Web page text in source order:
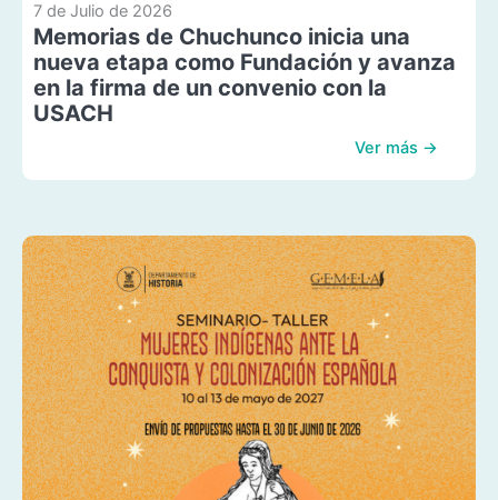
7 de Julio de 2026
Memorias de Chuchunco inicia una
nueva etapa como Fundación y avanza
en la firma de un convenio con la
USACH
Ver más →